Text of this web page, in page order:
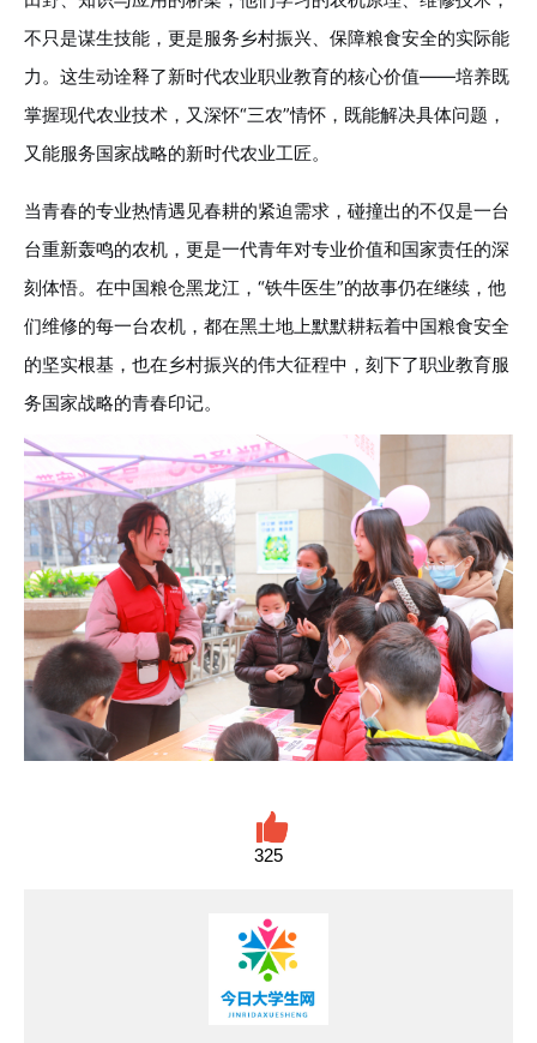
不只是谋生技能，更是服务乡村振兴、保障粮食安全的实际能
力。这生动诠释了新时代农业职业教育的核心价值——培养既
掌握现代农业技术，又深怀“三农”情怀，既能解决具体问题，
又能服务国家战略的新时代农业工匠。
当青春的专业热情遇见春耕的紧迫需求，碰撞出的不仅是一台
台重新轰鸣的农机，更是一代青年对专业价值和国家责任的深
刻体悟。在中国粮仓黑龙江，“铁牛医生”的故事仍在继续，他
们维修的每一台农机，都在黑土地上默默耕耘着中国粮食安全
的坚实根基，也在乡村振兴的伟大征程中，刻下了职业教育服
务国家战略的青春印记。
325